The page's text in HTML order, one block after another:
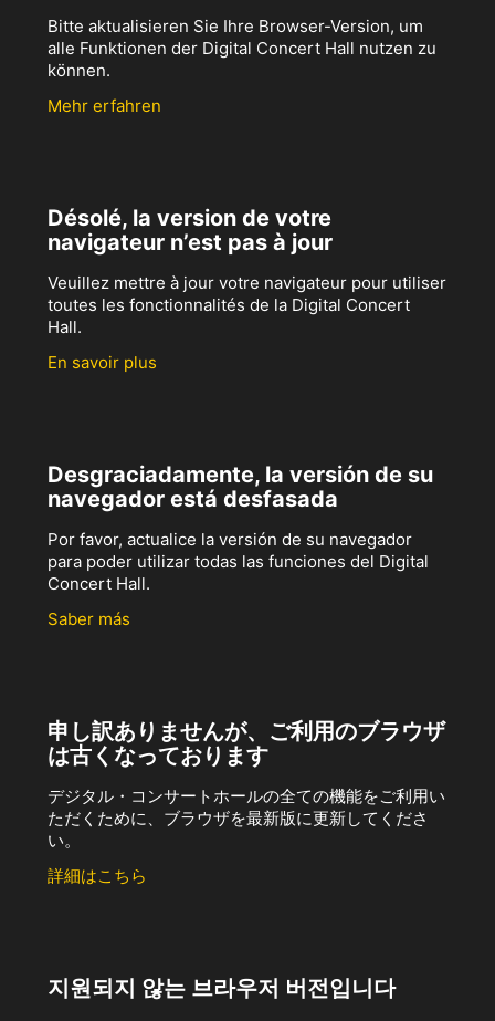
Bitte aktualisieren Sie Ihre Browser-Version, um
alle Funktionen der Digital Concert Hall nutzen zu
können.
Mehr erfahren
Désolé, la version de votre
navigateur n’est pas à jour
Veuillez mettre à jour votre navigateur pour utiliser
toutes les fonctionnalités de la Digital Concert
Hall.
En savoir plus
Desgraciadamente, la versión de su
navegador está desfasada
Por favor, actualice la versión de su navegador
para poder utilizar todas las funciones del Digital
Concert Hall.
Saber más
申し訳ありませんが、ご利用のブラウザ
は古くなっております
デジタル・コンサートホールの全ての機能をご利用い
ただくために、ブラウザを最新版に更新してくださ
い。
詳細はこちら
지원되지 않는 브라우저 버전입니다